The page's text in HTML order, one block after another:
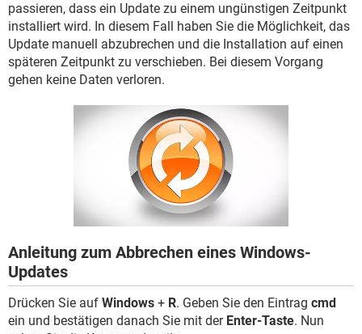
WHATSAPP TIKTOK
WINDOWS 10 INSTAGRAM
WHATSAPP TIKTOK
FACEBOOK
passieren, dass ein Update zu einem ungünstigen Zeitpunkt
installiert wird. In diesem Fall haben Sie die Möglichkeit, das
Update manuell abzubrechen und die Installation auf einen
späteren Zeitpunkt zu verschieben. Bei diesem Vorgang
gehen keine Daten verloren.
Anleitung zum Abbrechen eines Windows-
Updates
Drücken Sie auf Windows + R. Geben Sie den Eintrag cmd
ein und bestätigen danach Sie mit der Enter-Taste. Nun